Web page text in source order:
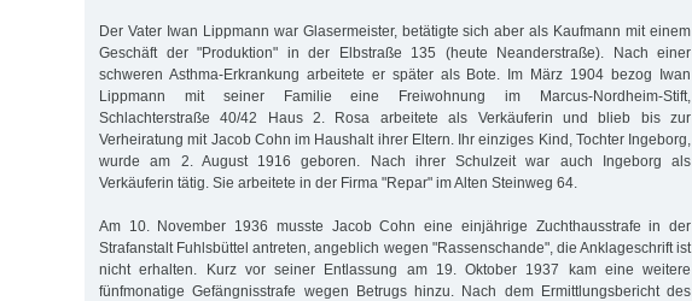
Der Vater Iwan Lippmann war Glasermeister, betätigte sich aber als Kaufmann mit einem
Geschäft der "Produktion" in der Elbstraße 135 (heute Neanderstraße). Nach einer
schweren Asthma-Erkrankung arbeitete er später als Bote. Im März 1904 bezog Iwan
Lippmann mit seiner Familie eine Freiwohnung im Marcus-Nordheim-Stift,
Schlachterstraße 40/42 Haus 2. Rosa arbeitete als Verkäuferin und blieb bis zur
Verheiratung mit Jacob Cohn im Haushalt ihrer Eltern. Ihr einziges Kind, Tochter Ingeborg,
wurde am 2. August 1916 geboren. Nach ihrer Schulzeit war auch Ingeborg als
Verkäuferin tätig. Sie arbeitete in der Firma "Repar" im Alten Steinweg 64.
Am 10. November 1936 musste Jacob Cohn eine einjährige Zuchthausstrafe in der
Strafanstalt Fuhlsbüttel antreten, angeblich wegen "Rassenschande", die Anklageschrift ist
nicht erhalten. Kurz vor seiner Entlassung am 19. Oktober 1937 kam eine weitere
fünfmonatige Gefängnisstrafe wegen Betrugs hinzu. Nach dem Ermittlungsbericht des